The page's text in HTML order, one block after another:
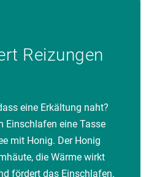
Reizungen
eine Erkältung naht?
Einschlafen eine Tasse
mit Honig. Der Honig
die Wärme wirkt
fördert das Einschlafen.